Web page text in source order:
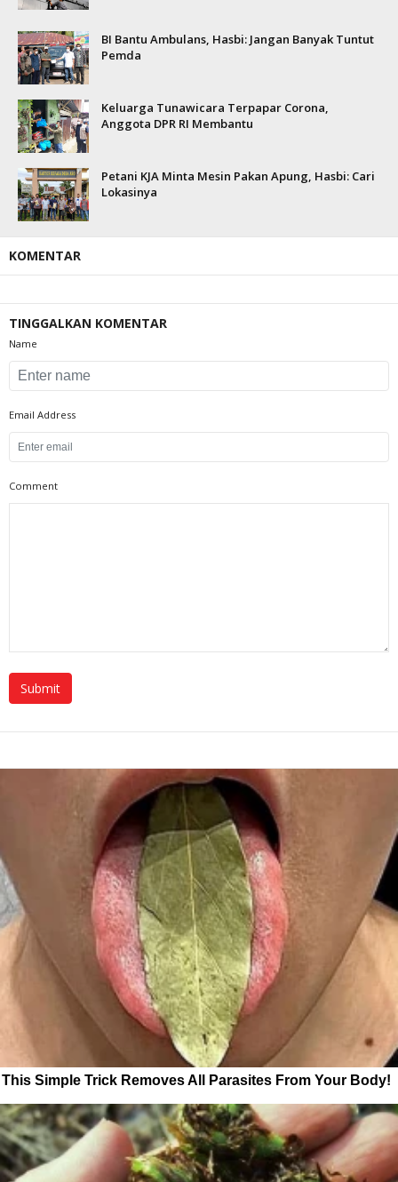
BI Bantu Ambulans, Hasbi: Jangan Banyak Tuntut
Pemda
Keluarga Tunawicara Terpapar Corona,
Anggota DPR RI Membantu
Petani KJA Minta Mesin Pakan Apung, Hasbi: Cari
Lokasinya
KOMENTAR
TINGGALKAN KOMENTAR
Name
Email Address
Comment
This Simple Trick Removes All Parasites From Your Body!